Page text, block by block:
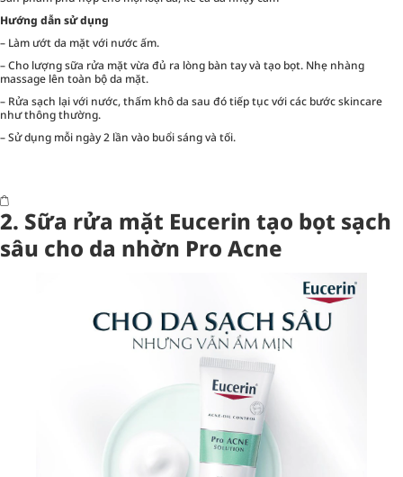
Hướng dẫn sử dụng
– Làm ướt da mặt với nước ấm.
– Cho lượng sữa rửa mặt vừa đủ ra lòng bàn tay và tạo bọt. Nhẹ nhàng
massage lên toàn bộ da mặt.
– Rửa sạch lại với nước, thấm khô da sau đó tiếp tục với các bước skincare
như thông thường.
– Sử dụng mỗi ngày 2 lần vào buổi sáng và tối.
2. Sữa rửa mặt Eucerin tạo bọt sạch
sâu cho da nhờn Pro Acne